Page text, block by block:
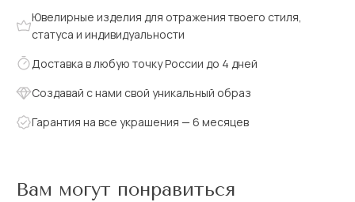
Ювелирные изделия для отражения твоего стиля,
статуса и индивидуальности
Доставка в любую точку России до 4 дней
Создавай с нами свой уникальный образ
Гарантия на все украшения — 6 месяцев
Вам могут понравиться